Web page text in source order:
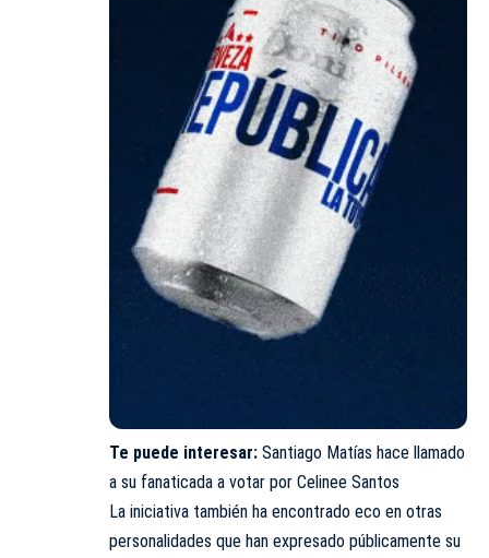
Te puede interesar: Santiago Matías hace llamado
a su fanaticada a votar por Celinee Santos
La iniciativa también ha encontrado eco en otras
personalidades que han expresado públicamente su